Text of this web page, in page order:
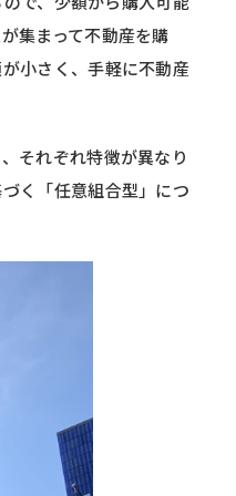
集まって不動産を購
小さく、手軽に不動産
それぞれ特徴が異なり
く「任意組合型」につ